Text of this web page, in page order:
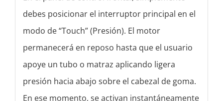
debes posicionar el interruptor principal en el
modo de “Touch” (Presión). El motor
permanecerá en reposo hasta que el usuario
apoye un tubo o matraz aplicando ligera
presión hacia abajo sobre el cabezal de goma.
En ese momento, se activan instantáneamente